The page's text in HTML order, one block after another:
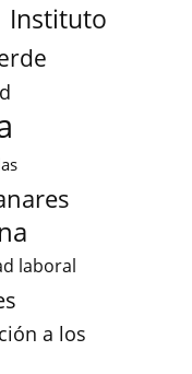
Instituto
laboral
a los